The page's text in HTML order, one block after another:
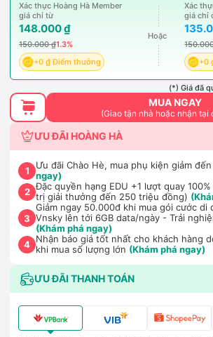
Xác thực Hoàng Hà Member
giá chỉ từ
148.000 ₫
150.000 ₫1.3%
+0 ₫ Điểm thưởng
Hoặc
Xác
giá chỉ
+0
(*) Giá đã
MUA NGAY
(Giao tận nhà hoặc nhận tại
ƯU ĐÃI HOÀNG HÀ
1 Ưu đãi Chào Hè, mua phụ kiện giảm đến
ngay)
2 Đặc quyền hạng EDU +1 lượt quay
trị giải thưởng đến 250 triệu đồng)
3
Giảm ngay 50.000đ khi mua gói cước di
Vnsky lên tới 6GB data/ngày - Trải
(Khám phá ngay)
4 Nhận báo giá tốt nhất cho khách hàng
khi mua số lượng lớn (Khám phá ngay)
ƯU ĐÃI THANH TOÁN